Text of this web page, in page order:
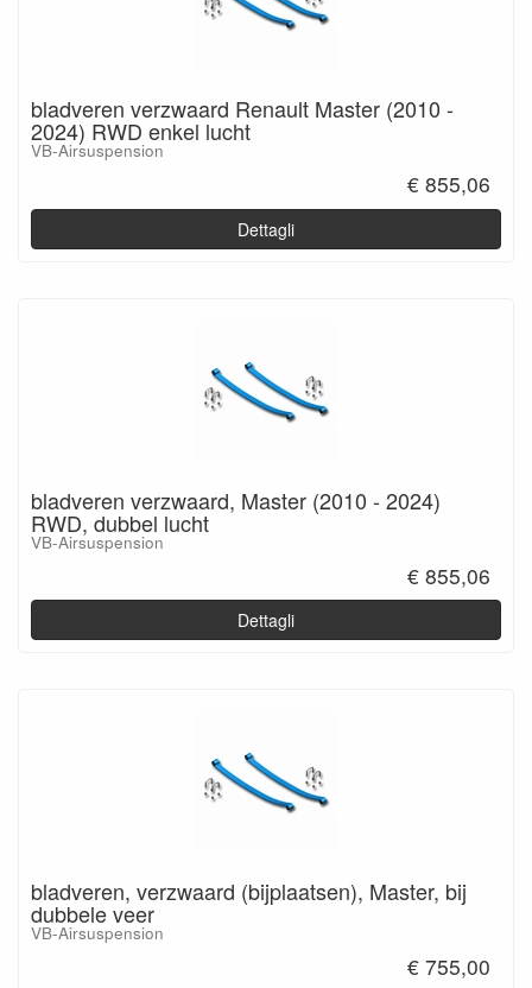
bladveren verzwaard Renault Master (2010 -
2024) RWD enkel lucht
VB-Airsuspension
€ 855,06
Dettagli
bladveren verzwaard, Master (2010 - 2024)
RWD, dubbel lucht
VB-Airsuspension
€ 855,06
Dettagli
bladveren, verzwaard (bijplaatsen), Master, bij
dubbele veer
VB-Airsuspension
€ 755,00